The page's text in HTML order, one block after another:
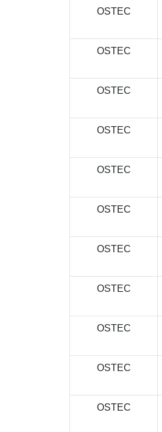
OSTEC
OSTEC
OSTEC
OSTEC
OSTEC
OSTEC
OSTEC
OSTEC
OSTEC
OSTEC
OSTEC